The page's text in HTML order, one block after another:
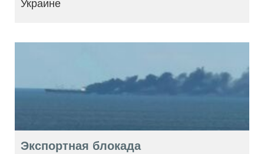
Украине
Экспортная блокада